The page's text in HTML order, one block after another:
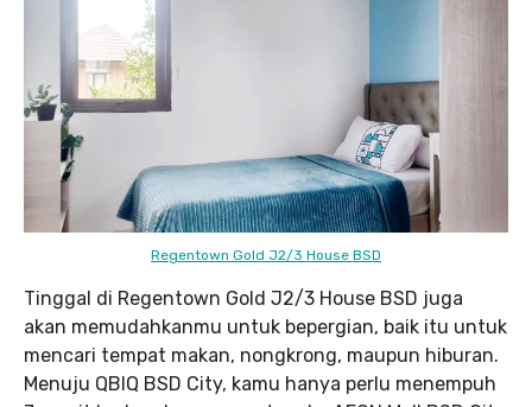
Regentown Gold J2/3 House BSD
Tinggal di Regentown Gold J2/3 House BSD juga
akan memudahkanmu untuk bepergian, baik itu untuk
mencari tempat makan, nongkrong, maupun hiburan.
Menuju QBIQ BSD City, kamu hanya perlu menempuh